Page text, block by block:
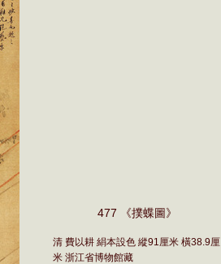
477 《撲蝶圖》
清 費以耕 絹本設色 縱91厘米 橫38.9厘
米 浙江省博物館藏